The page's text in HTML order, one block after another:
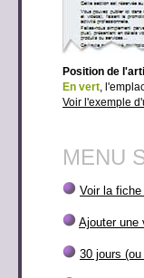
Position de
En vert,
Voir l'exemple
MENU
Voir la fiche
Ajouter une
30 jours